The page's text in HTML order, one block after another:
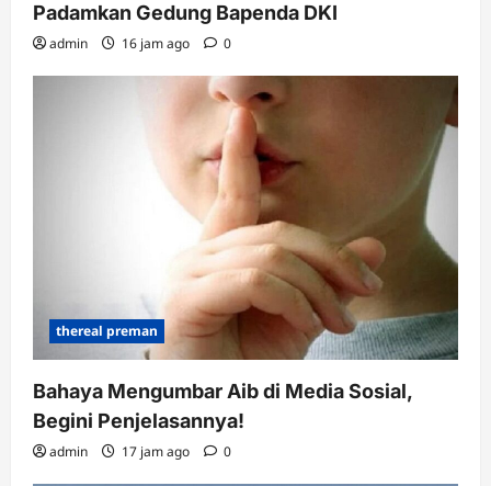
Padamkan Gedung Bapenda DKI
admin 16 jam ago 0
thereal preman
Bahaya Mengumbar Aib di Media Sosial,
Begini Penjelasannya!
admin 17 jam ago 0